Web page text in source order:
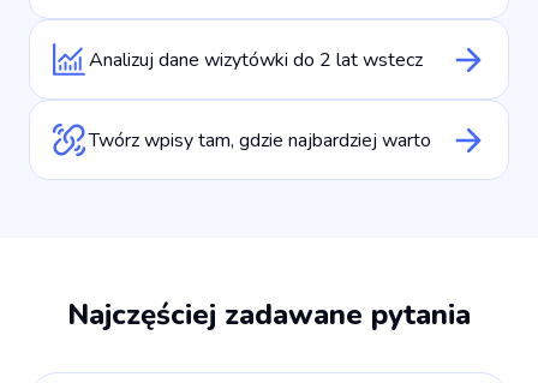
Analizuj dane wizytówki do 2 lat wstecz
Twórz wpisy tam, gdzie najbardziej warto
Najczęściej zadawane pytania